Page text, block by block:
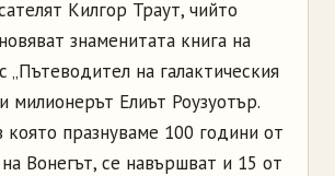
Килгор Траут, чийто
знаменитата книга на
„Пътеводител на галактическия
милионерът Елиът Роузуотър.
която празнуваме 100 години от
Вонегът, се навършват и 15 от